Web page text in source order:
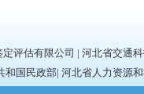
评估有限公司 | 河北省交通
和国民政部| 河北省人力资源